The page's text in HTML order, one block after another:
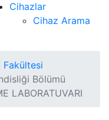
Cihazlar
Cihaz Arama
Bölümü
LABORATUVARI